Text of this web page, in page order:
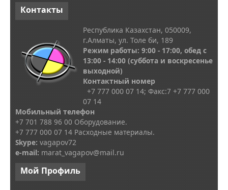
Контакты
Республика Казахстан, 050009,
г.Алматы, ул. Толе би, 189
Режим работы: 9:00 - 17:00, обед с
13:00 - 14:00 (суббота и воскресенье
выходной)
Контактный номер
+7 777 000 07 14; Факс:7 +7 777 000
07 14
Мобильный телефон
+7 701 788 96 00 Оборудование.
+7 777 000 07 14 Расходные материалы.
Skype: vagapov72
e-mail: marat_vagapov@mail.ru
Мой Профиль